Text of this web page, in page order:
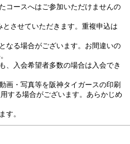
コースへはご参加いただけませんの
させていただきます。重複申込は
なる場合がございます。お間違いの
、入会希望者多数の場合は入会でき
画・写真等を阪神タイガースの印刷
する場合がございます。あらかじめ
。